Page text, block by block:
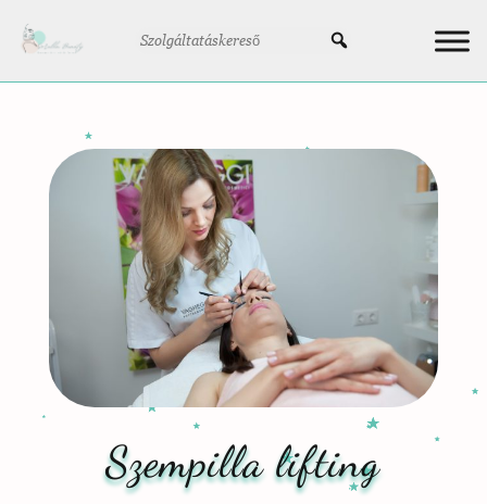
Szempilla lifting